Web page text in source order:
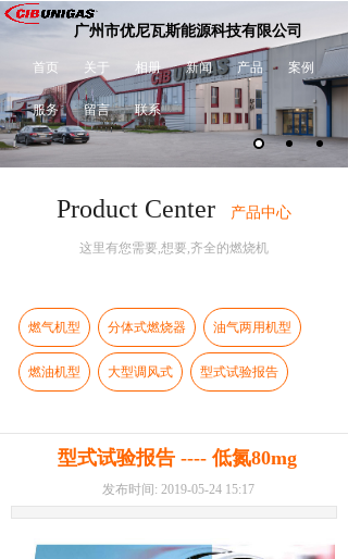
首页 关于 相册 新闻 产品 案例
服务 留言 联系
广州市优尼瓦斯能源科技有限公司
Product Center 产品中心
这里有您需要,想要,齐全的燃烧机
燃气机型 分体式燃烧器 油气两用机型
燃油机型 大型调风式 型式试验报告
型式试验报告 ---- 低氮80mg
发布时间: 2019-05-24 15:17